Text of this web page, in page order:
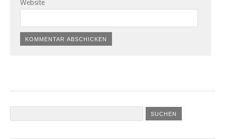
Website